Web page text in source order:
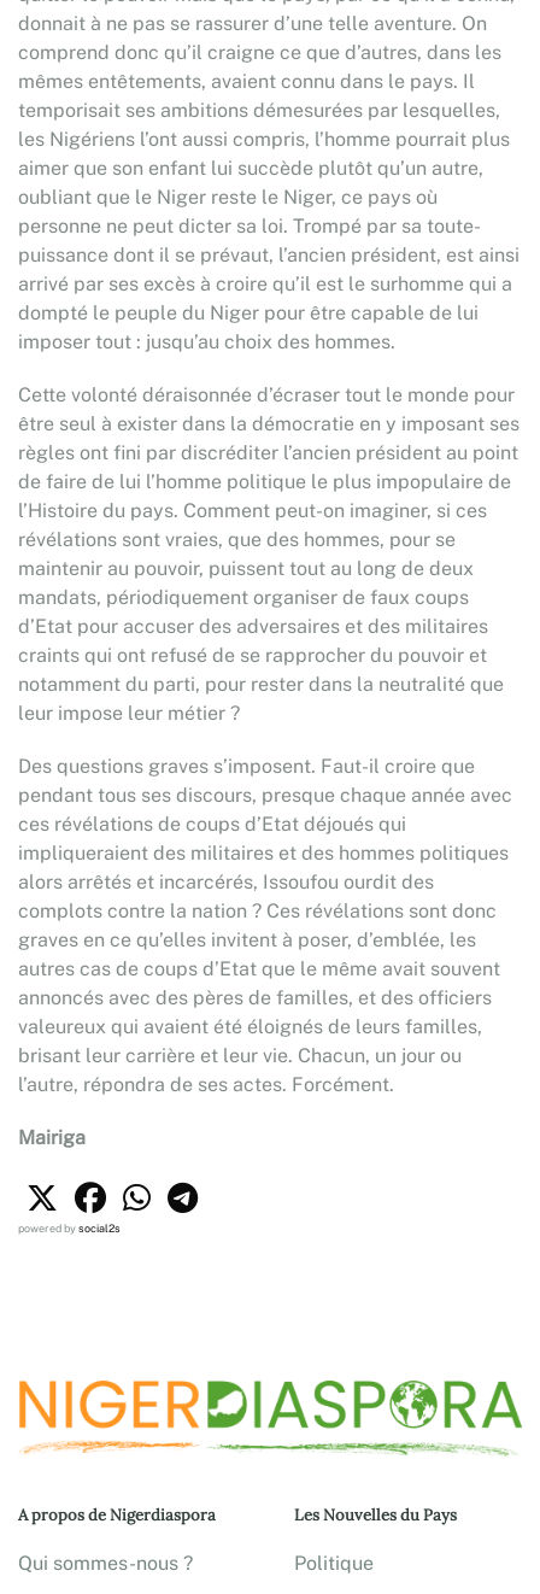
donnait à ne pas se rassurer d’une telle aventure. On
comprend donc qu’il craigne ce que d’autres, dans les
mêmes entêtements, avaient connu dans le pays. Il
temporisait ses ambitions démesurées par lesquelles,
les Nigériens l’ont aussi compris, l’homme pourrait plus
aimer que son enfant lui succède plutôt qu’un autre,
oubliant que le Niger reste le Niger, ce pays où
personne ne peut dicter sa loi. Trompé par sa toute-
puissance dont il se prévaut, l’ancien président, est ainsi
arrivé par ses excès à croire qu’il est le surhomme qui a
dompté le peuple du Niger pour être capable de lui
imposer tout : jusqu’au choix des hommes.
Cette volonté déraisonnée d’écraser tout le monde pour
être seul à exister dans la démocratie en y imposant ses
règles ont fini par discréditer l’ancien président au point
de faire de lui l’homme politique le plus impopulaire de
l’Histoire du pays. Comment peut-on imaginer, si ces
révélations sont vraies, que des hommes, pour se
maintenir au pouvoir, puissent tout au long de deux
mandats, périodiquement organiser de faux coups
d’Etat pour accuser des adversaires et des militaires
craints qui ont refusé de se rapprocher du pouvoir et
notamment du parti, pour rester dans la neutralité que
leur impose leur métier ?
Des questions graves s’imposent. Faut-il croire que
pendant tous ses discours, presque chaque année avec
ces révélations de coups d’Etat déjoués qui
impliqueraient des militaires et des hommes politiques
alors arrêtés et incarcérés, Issoufou ourdit des
complots contre la nation ? Ces révélations sont donc
graves en ce qu’elles invitent à poser, d’emblée, les
autres cas de coups d’Etat que le même avait souvent
annoncés avec des pères de familles, et des officiers
valeureux qui avaient été éloignés de leurs familles,
brisant leur carrière et leur vie. Chacun, un jour ou
l’autre, répondra de ses actes. Forcément.
Mairiga
powered bysocial2s
A propos de Nigerdiaspora
Qui sommes-nous ?
Les Nouvelles du Pays
Politique